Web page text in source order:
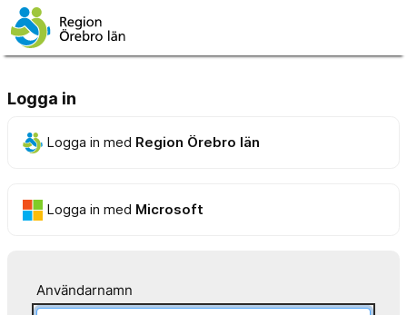
Logga in
Logga in med Region Örebro län
Logga in med Microsoft
Användarnamn